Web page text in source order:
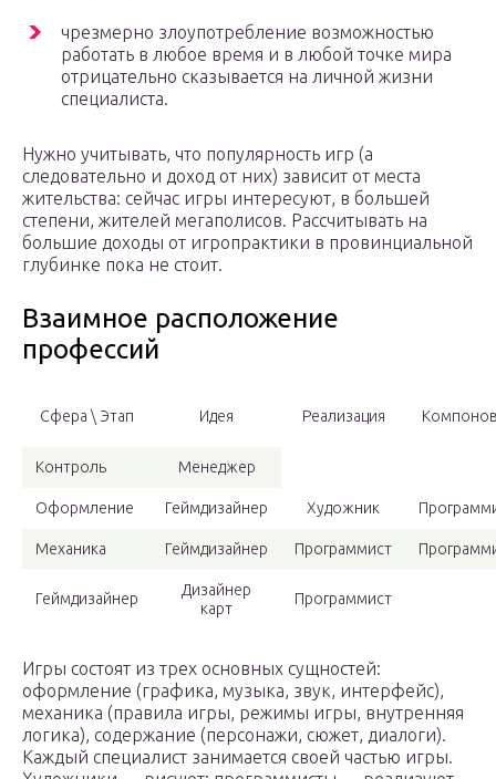
чрезмерно злоупотребление возможностью
работать в любое время и в любой точке мира
отрицательно сказывается на личной жизни
специалиста.
Нужно учитывать, что популярность игр (а
следовательно и доход от них) зависит от места
жительства: сейчас игры интересуют, в большей
степени, жителей мегаполисов. Рассчитывать на
большие доходы от игропрактики в провинциальной
глубинке пока не стоит.
Взаимное расположение
профессий
Сфера \ Этап Идея Реализация
Контроль Менеджер
Оформление Геймдизайнер Художник
Механика Геймдизайнер Программист
Геймдизайнер
Дизайнер
карт
Программист
Игры состоят из трех основных сущностей:
оформление (графика, музыка, звук, интерфейс),
механика (правила игры, режимы игры, внутренняя
логика), содержание (персонажи, сюжет, диалоги).
Каждый специалист занимается своей частью игры.